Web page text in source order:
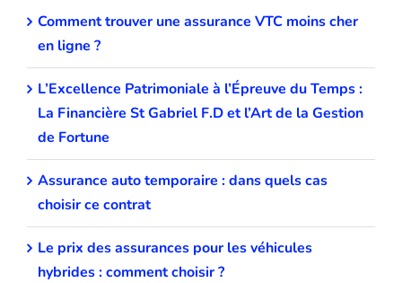
Comment trouver une assurance VTC moins cher
en ligne ?
L’Excellence Patrimoniale à l’Épreuve du Temps :
La Financière St Gabriel F.D et l’Art de la Gestion
de Fortune
Assurance auto temporaire : dans quels cas
choisir ce contrat
Le prix des assurances pour les véhicules
hybrides : comment choisir ?